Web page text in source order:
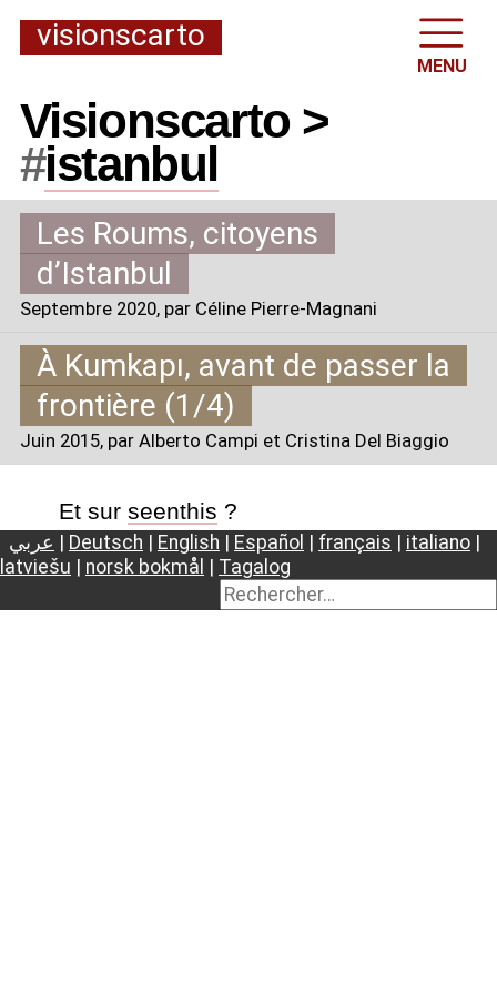
visionscarto
MENU
Visionscarto >
#istanbul
Les Roums, citoyens
d’Istanbul
Septembre 2020, par Céline Pierre-Magnani
À Kumkapı, avant de passer la
frontière (1/4)
Juin 2015, par Alberto Campi et Cristina Del Biaggio
Et sur seenthis ?
عربي | Deutsch | English | Español | français | italiano |
latviešu | norsk bokmål | Tagalog